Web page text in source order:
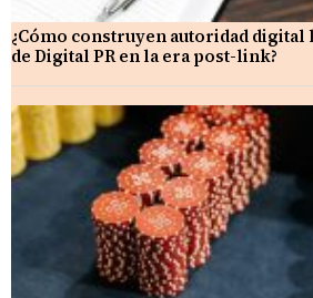
¿Cómo construyen autoridad digital
de Digital PR en la era post-link?